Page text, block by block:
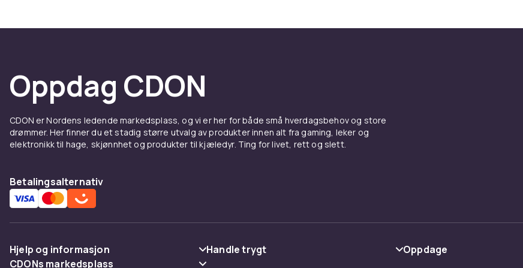
Oppdag CDON
CDON er Nordens ledende markedsplass, og vi er her for både små hverdagsbehov og store
drømmer. Her finner du et stadig større utvalg av produkter innen alt fra gaming, leker og
elektronikk til hage, skjønnhet og produkter til kjæledyr. Ting for livet, rett og slett.
Betalingsalternativ
Hjelp og informasjon
Handle trygt
Oppdage
CDONs markedsplass